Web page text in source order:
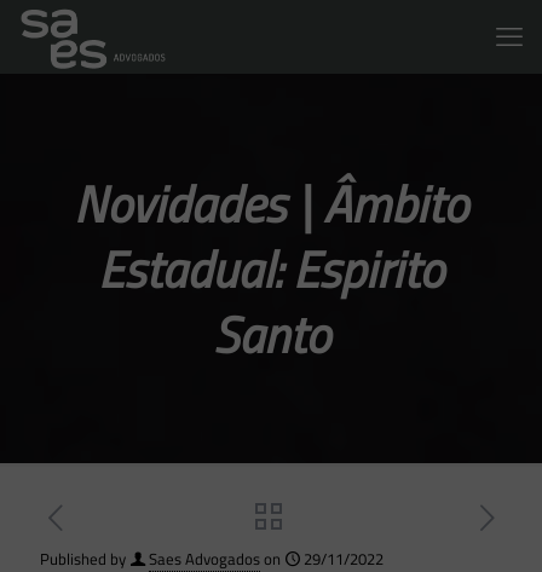
Novidades | Âmbito
Estadual: Espirito
Santo
Published by Saes Advogadoson 29/11/2022